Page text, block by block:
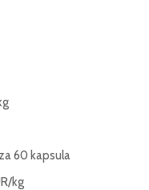
60 kapsula
kg